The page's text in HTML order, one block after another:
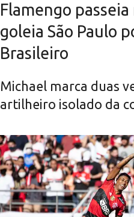
Flamengo
goleia São Paulo
Brasileiro
Michael marca duas
artilheiro isolado da